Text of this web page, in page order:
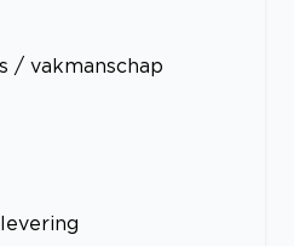
/ vakmanschap